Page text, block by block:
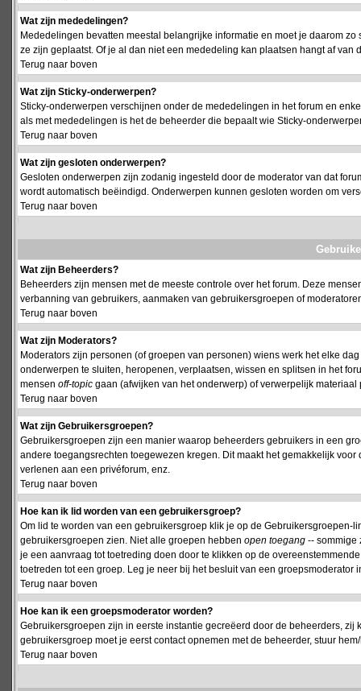
Wat zijn mededelingen?
Mededelingen bevatten meestal belangrijke informatie en moet je daarom
ze zijn geplaatst. Of je al dan niet een mededeling kan plaatsen hangt af
Terug naar boven
Wat zijn Sticky-onderwerpen?
Sticky-onderwerpen verschijnen onder de mededelingen in het forum en
als met mededelingen is het de beheerder die bepaalt wie Sticky-
Terug naar boven
Wat zijn gesloten onderwerpen?
Gesloten onderwerpen zijn zodanig ingesteld door de moderator van dat
wordt automatisch beëindigd. Onderwerpen kunnen gesloten worden om
Terug naar boven
Wat zijn Beheerders?
Beheerders zijn mensen met de meeste controle over het forum. Deze
verbanning van gebruikers, aanmaken van gebruikersgroepen of
Terug naar boven
Wat zijn Moderators?
Moderators zijn personen (of groepen van personen) wiens werk het elke
onderwerpen te sluiten, heropenen, verplaatsen, wissen en splitsen in het
mensen off-topic gaan (afwijken van het onderwerp) of verwerpelijk materiaal
Terug naar boven
Wat zijn Gebruikersgroepen?
Gebruikersgroepen zijn een manier waarop beheerders gebruikers in een
andere toegangsrechten toegewezen kregen. Dit maakt het gemakkelijk
verlenen aan een privéforum, enz.
Terug naar boven
Hoe kan ik lid worden van een gebruikersgroep?
Om lid te worden van een gebruikersgroep klik je op de
gebruikersgroepen zien. Niet alle groepen hebben open toegang -- sommige
je een aanvraag tot toetreding doen door te klikken op de
toetreden tot een groep. Leg je neer bij het besluit van een
Terug naar boven
Hoe kan ik een groepsmoderator worden?
Gebruikersgroepen zijn in eerste instantie gecreëerd door de beheerders,
gebruikersgroep moet je eerst contact opnemen met de beheerder, stuur
Terug naar boven